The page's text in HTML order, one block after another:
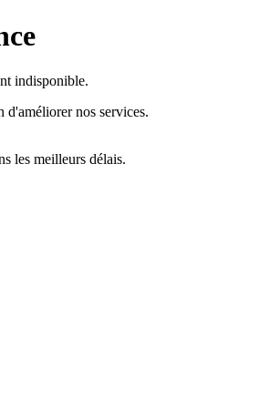
indisponible.
d'améliorer nos services.
les meilleurs délais.